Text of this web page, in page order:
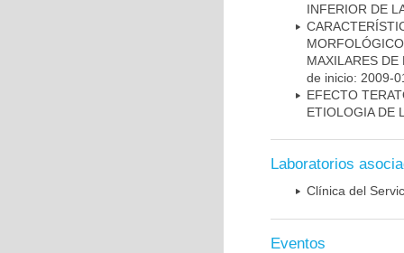
INFERIOR DE
MAXILARES
de inicio: 2009-
EFECTO
ETIOLOGIA DE
Laboratorios
Clínica del
Eventos